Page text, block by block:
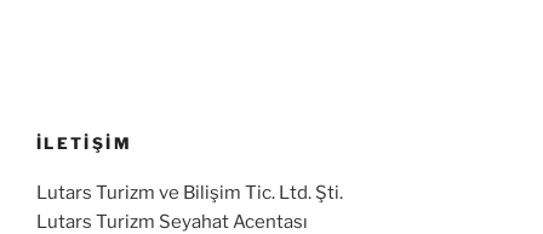
İLETİŞİM
Lutars Turizm ve Bilişim Tic. Ltd. Şti.
Lutars Turizm Seyahat Acentası